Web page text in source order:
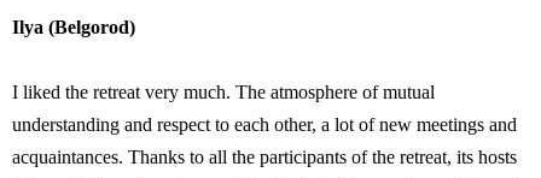
Ilya (Belgorod)
I liked the retreat very much. The atmosphere of mutual
understanding and respect to each other, a lot of new meetings and
acquaintances. Thanks to all the participants of the retreat, its hosts